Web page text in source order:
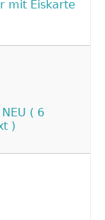
mit Eiskarte
( 6
)